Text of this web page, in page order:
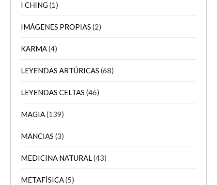
I CHING(1)
IMÁGENES PROPIAS (2)
KARMA(4)
LEYENDAS ARTÚRICAS (68)
LEYENDAS CELTAS (46)
MAGIA(139)
MANCIAS (3)
MEDICINA NATURAL(43)
METAFÍSICA(5)